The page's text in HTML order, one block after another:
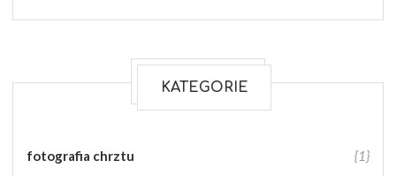
KATEGORIE
fotografia chrztu {1}